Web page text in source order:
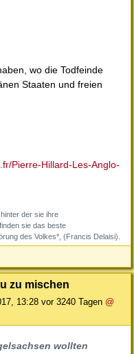
wo die Todfeinde
Staaten und freien
Pierre-Hillard-Les-Anglo-
der sie ihre
sie das beste
des Volkes*, (Francis Delaisi).
zu mischen
13:28 vor 3240 Tagen @
wollten